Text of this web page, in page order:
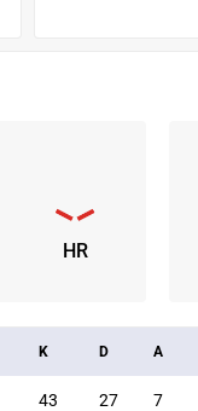
HR
K D A
43 27 7